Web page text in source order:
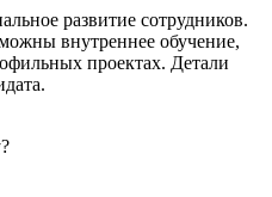
развитие сотрудников.
внутреннее обучение,
проектах. Детали